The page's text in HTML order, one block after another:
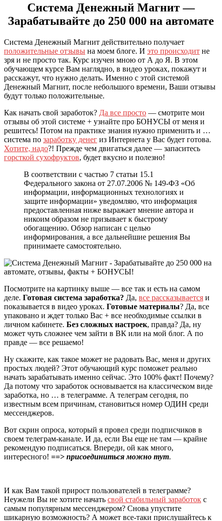
Система Денежный Магнит —
Зарабатывайте до 250 000 на автомате
Система Денежный Магнит действительно получает
положительные отзывы на моем блоге. И это происходит не
зря и не просто так. Курс изучен мною от А до Я. В этом
обучающем курсе Вам наглядно, в видео уроках, покажут и
расскажут, что нужно делать. Именно с этой системой
Денежный Магнит, после небольшого времени, Ваши отзывы
будут только положительные.
Как начать свой заработок? Да все просто — смотрите мои
отзывы об этой системе + узнайте про БОНУСЫ от меня и
решитесь! Потом на практике знания нужно применить и …
система по заработку денег из Интернета у Вас будет готова.
Хотите, надо?! Прежде чем двигаться далее — запаситесь
горсткой сухофруктов, будет вкусно и полезно!
В соответствии с частью 7 статьи 15.1
Федерального закона от 27.07.2006 № 149-ФЗ «Об
информации, информационных технологиях и
защите информации» уведомляю, что информация
предоставленная ниже выражает мнение автора и
никоим образом не призывает к быстрому
обогащению. Обзор написан с целью
информирования, а все дальнейшие решения Вы
принимаете самостоятельно.
Посмотрите на картинку выше — все так и есть на самом
деле. Готовая система заработка? Да, все рассказывается и
показывается в видео уроках. Готовые материалы? Да, все
упаковано и ждет только Вас + все необходимые ссылки в
личном кабинете. Без сложных настроек, правда? Да, ну
может чуть сложнее чем зайти в ВК или на мой блог. А по
правде — все решаемо!
Ну скажите, как такое может не радовать Вас, меня и других
простых людей? Этот обучающий курс поможет реально
начать зарабатывать именно сейчас. Это 100% факт! Почему?
Да потому что заработок основывается на классическом виде
заработка, но … в телеграмме. А телеграм сегодня, по
известным всем причинам, становиться номер ОДИН среди
мессенджеров.
Вот скрин опроса, который я провел среди подписчиков в
своем телеграм-канале. И да, если Вы еще не там — крайне
рекомендую подписаться. Впереди, ой как много,
интересного! ==> присоединиться можно тут.
И как Вам такой прирост пользователей в телеграмме?
Неужели Вы не хотите начать свой стабильный заработок с
самым популярным мессенджером? Снова упустите
шикарную возможность? А может все-таки прислушайтесь к